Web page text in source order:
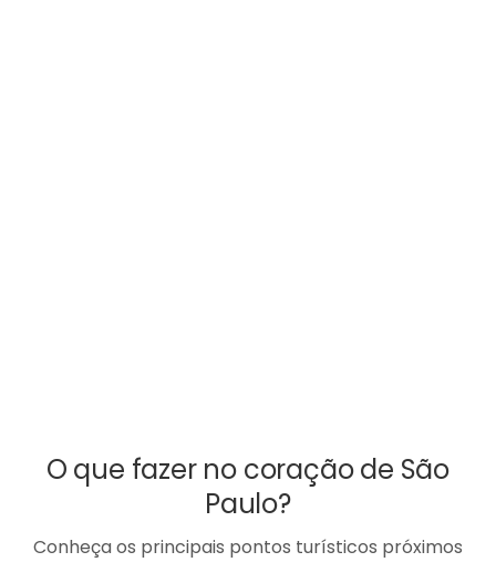
O que fazer no coração de São
Paulo?
Conheça os principais pontos turísticos próximos